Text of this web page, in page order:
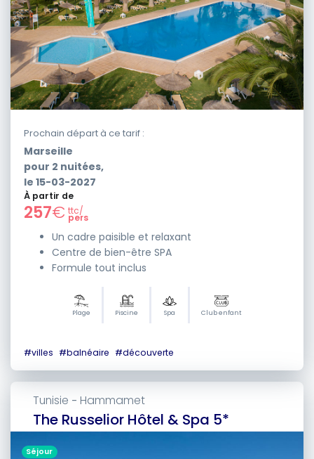
Prochain départ à ce tarif :
Marseille
pour 2 nuitées,
le 15-03-2027
À partir de
257€ ttc/
pers
Un cadre paisible et relaxant
Centre de bien-être SPA
Formule tout inclus
Plage Piscine Spa Club enfant
#villes #balnéaire #découverte
The Russelior Hôtel & Spa 5*
Tunisie - Hammamet
Séjour